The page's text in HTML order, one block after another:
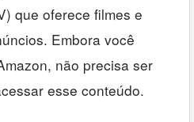
que oferece filmes e
Embora você
não precisa ser
esse conteúdo.